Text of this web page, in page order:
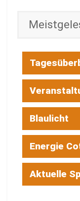
Blaulicht
Energie
Aktuelle